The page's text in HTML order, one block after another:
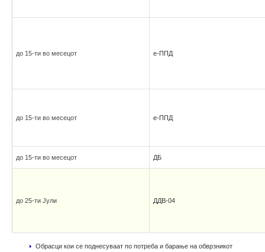
до 15-ти во месецот е-ППД
до 15-ти во месецот е-ППД
до 15-ти во месецот ДБ
до 25-ти Јули ДДВ-04
Обрасци кои се поднесуваат по потреба и барање на обврзникот